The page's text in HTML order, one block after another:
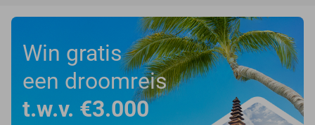
Win gratis
een droomreis
t.w.v. €3.000